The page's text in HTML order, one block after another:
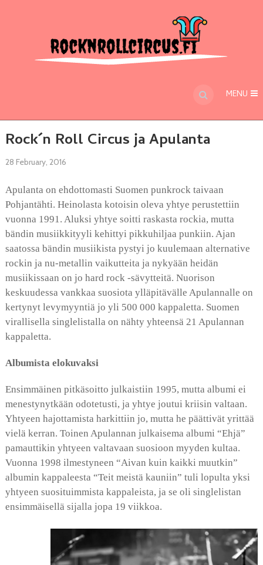
MENU
Rock´n Roll Circus ja Apulanta
28 February, 2016
Apulanta on ehdottomasti Suomen punkrock taivaan
Pohjantähti. Heinolasta kotoisin oleva yhtye perustettiin
vuonna 1991. Aluksi yhtye soitti raskasta rockia, mutta
bändin musiikkityyli kehittyi pikkuhiljaa punkiin. Ajan
saatossa bändin musiikista pystyi jo kuulemaan alternative
rockin ja nu-metallin vaikutteita ja nykyään heidän
musiikissaan on jo hard rock -sävytteitä. Nuorison
keskuudessa vankkaa suosiota ylläpitävälle Apulannalle on
kertynyt levymyyntiä jo yli 500 000 kappaletta. Suomen
virallisella singlelistalla on nähty yhteensä 21 Apulannan
kappaletta.
Albumista elokuvaksi
Ensimmäinen pitkäsoitto julkaistiin 1995, mutta albumi ei
menestynytkään odotetusti, ja yhtye joutui kriisin valtaan.
Yhtyeen hajottamista harkittiin jo, mutta he päättivät yrittää
vielä kerran. Toinen Apulannan julkaisema albumi “Ehjä”
pamauttikin yhtyeen valtavaan suosioon myyden kultaa.
Vuonna 1998 ilmestyneen “Aivan kuin kaikki muutkin”
albumin kappaleesta “Teit meistä kauniin” tuli lopulta yksi
yhtyeen suosituimmista kappaleista, ja se oli singlelistan
ensimmäisellä sijalla jopa 19 viikkoa.